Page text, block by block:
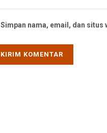
Simpan nama, email, dan situs